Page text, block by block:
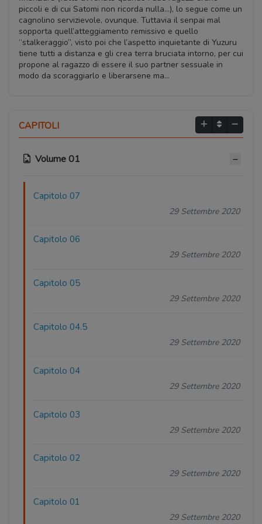
piccoli e di cui Satomi non ricorda nulla…), lo segue come un
cagnolino servizievole, ovunque. Tuttavia il senpai mal
sopporta quell’atteggiamento remissivo e quello
“stalkeraggio”, visto poi che l’aspetto inquietante di Yuzuru
tiene tutti a distanza e gli crea terra bruciata intorno, per cui
propone al ragazzo di essere il suo partner sessuale in
modo da scoraggiarlo e liberarsene ma…
CAPITOLI
Volume 01
Capitolo 07
29 Settembre 2020
Capitolo 06
29 Settembre 2020
Capitolo 05
29 Settembre 2020
Capitolo 04.5
29 Settembre 2020
Capitolo 04
29 Settembre 2020
Capitolo 03
29 Settembre 2020
Capitolo 02
29 Settembre 2020
Capitolo 01
29 Settembre 2020